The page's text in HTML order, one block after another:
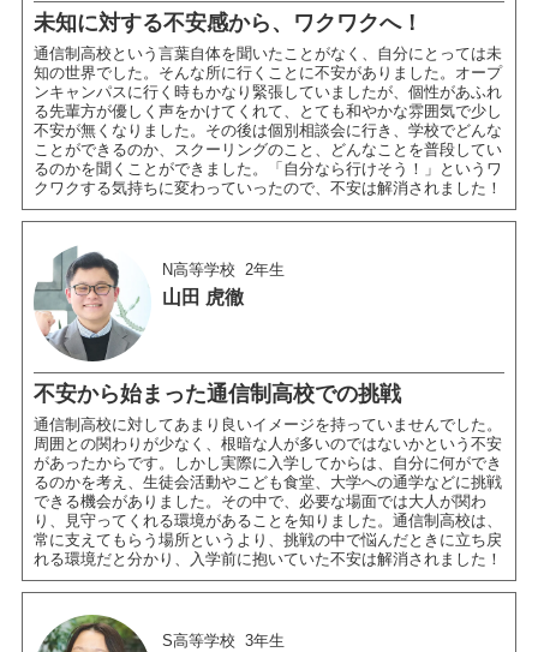
未知に対する不安感から、ワクワクへ！
通信制高校という言葉自体を聞いたことがなく、自分にとっては未
知の世界でした。そんな所に行くことに不安がありました。オープ
ンキャンパスに行く時もかなり緊張していましたが、個性があふれ
る先輩方が優しく声をかけてくれて、とても和やかな雰囲気で少し
不安が無くなりました。その後は個別相談会に行き、学校でどんな
ことができるのか、スクーリングのこと、どんなことを普段してい
るのかを聞くことができました。「自分なら行けそう！」というワ
クワクする気持ちに変わっていったので、不安は解消されました！
N高等学校 2年生
山田 虎徹
不安から始まった通信制高校での挑戦
通信制高校に対してあまり良いイメージを持っていませんでした。
周囲との関わりが少なく、根暗な人が多いのではないかという不安
があったからです。しかし実際に入学してからは、自分に何ができ
るのかを考え、生徒会活動やこども食堂、大学への通学などに挑戦
できる機会がありました。その中で、必要な場面では大人が関わ
り、見守ってくれる環境があることを知りました。通信制高校は、
常に支えてもらう場所というより、挑戦の中で悩んだときに立ち戻
れる環境だと分かり、入学前に抱いていた不安は解消されました！
S高等学校 3年生